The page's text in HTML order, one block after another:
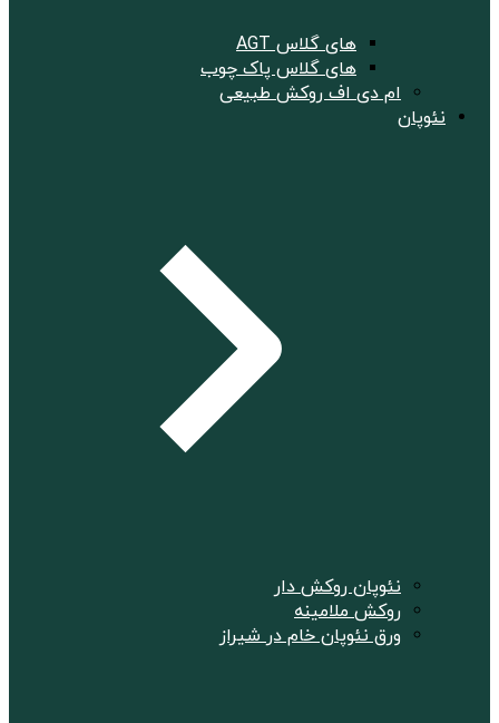
های گلاس AGT
های گلاس پاک چوب
ام دی اف روکش طبیعی
نئوپان
نئوپان روکش دار
روکش ملامینه
ورق نئوپان خام در شیراز